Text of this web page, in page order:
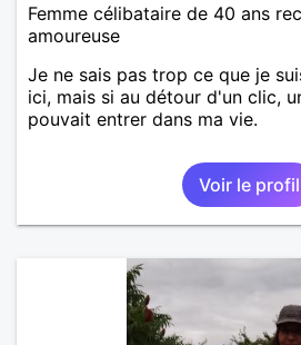
Femme célibataire de 40 ans
amoureuse
Je ne sais pas trop ce que je
ici, mais si au détour d'un clic,
pouvait entrer dans ma vie.
Voir le profil